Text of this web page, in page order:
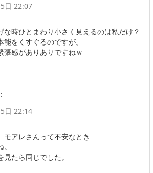
日 22:07
な時ひとまわり小さく見えるのは私だけ？
をくすぐるのですが。
張感がありありですねｗ
日 22:14
モアレさんって不安なとき
たら同じでした。